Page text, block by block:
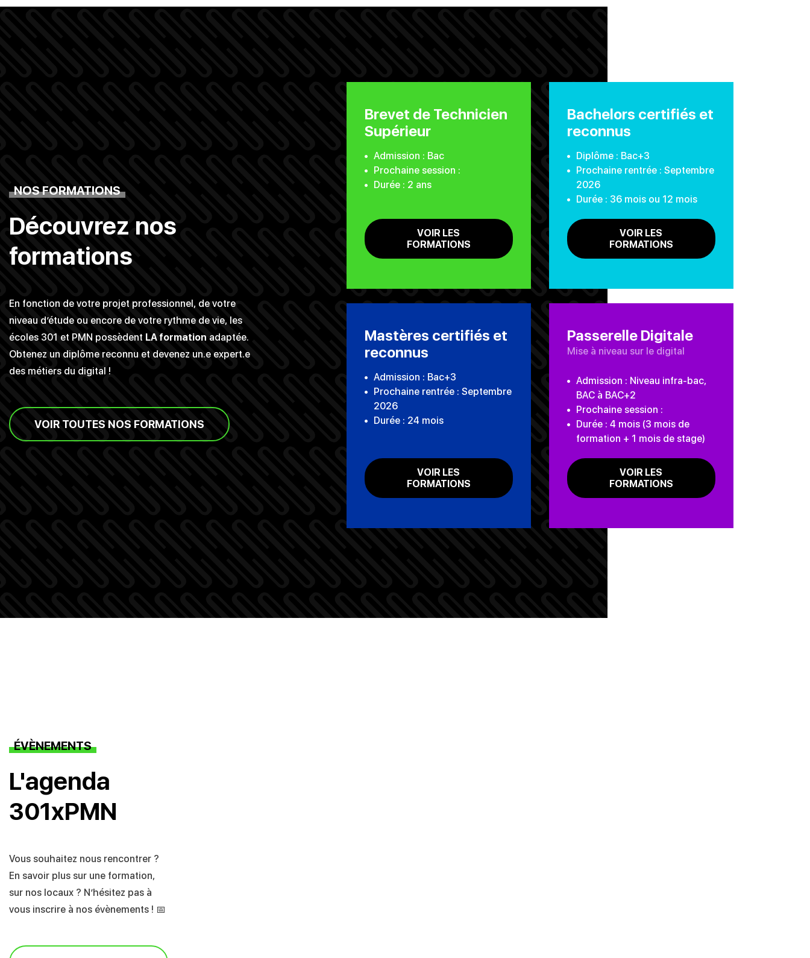
NOS FORMATIONS
Découvrez nos
formations
En fonction de votre projet professionnel, de votre
niveau d’étude ou encore de votre rythme de vie, les
écoles 301 et PMN possèdent LA formation adaptée.
Obtenez un diplôme reconnu et devenez un.e expert.e
des métiers du digital !
VOIR TOUTES NOS FORMATIONS
Brevet de Technicien
Supérieur
Admission : Bac
Prochaine session :
Durée : 2 ans
VOIR LES
FORMATIONS
Bachelors certifiés et
reconnus
Diplôme : Bac+3
Prochaine rentrée : Septembre
2026
Durée : 36 mois ou 12 mois
VOIR LES
FORMATIONS
Mastères certifiés et
reconnus
Admission : Bac+3
Prochaine rentrée : Septembre
2026
Durée : 24 mois
VOIR LES
FORMATIONS
Passerelle Digitale
Mise à niveau sur le digital
Admission : Niveau infra-bac,
BAC à BAC+2
Prochaine session :
Durée : 4 mois (3 mois de
formation + 1 mois de stage)
VOIR LES
FORMATIONS
ÉVÈNEMENTS
L'agenda
301xPMN
Vous souhaitez nous rencontrer ?
En savoir plus sur une formation,
sur nos locaux ? N’hésitez pas à
vous inscrire à nos évènements ! 📅